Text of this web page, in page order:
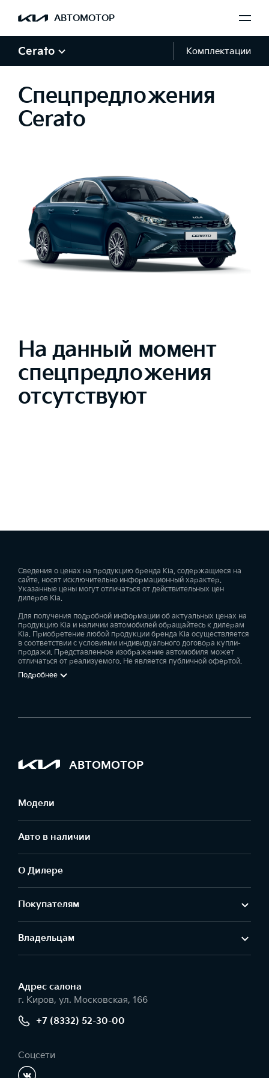
АВТОМОТОР
Cerato Комплектации
Спецпредложения
Cerato
На данный момент
спецпредложения
отсутствуют
Сведения о ценах на продукцию бренда Kia, содержащиеся на
сайте, носят исключительно информационный характер.
Указанные цены могут отличаться от действительных цен
дилеров Kia.
Для получения подробной информации об актуальных ценах на
продукцию Kia и наличии автомобилей обращайтесь к дилерам
Kia. Приобретение любой продукции бренда Kia осуществляется
в соответствии с условиями индивидуального договора купли-
продажи. Представленное изображение автомобиля может
отличаться от реализуемого. Не является публичной офертой.
Подробнее
АВТОМОТОР
Модели
Авто в наличии
О Дилере
Покупателям
Владельцам
Адрес салонa
г. Киров, ул. Московская, 166
+7 (8332) 52-30-00
Соцсети